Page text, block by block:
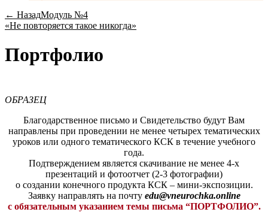
← НазадМодуль №4
«Не повторяется такое никогда»
Портфолио
ОБРАЗЕЦ
Благодарственное письмо и Свидетельство будут Вам
направлены при проведении не менее четырех тематических
уроков или одного тематического КСК в течение учебного
года.
Подтверждением является скачивание не менее 4-х
презентаций и фотоотчет (2-3 фотографии)
о создании конечного продукта КСК – мини-экспозиции.
Заявку направлять на почту edu@vneurochka.online
с обязательным указанием темы письма “ПОРТФОЛИО”.